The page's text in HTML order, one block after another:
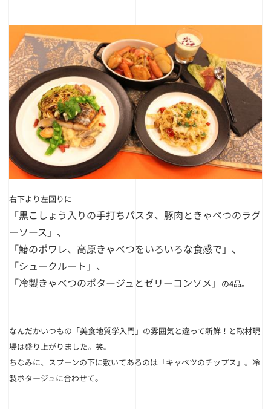
右下より左回りに
「黒こしょう入りの手打ちパスタ、豚肉ときゃべつのラグ
ーソース」 、
「鰆のポワレ、高原きゃべつをいろいろな食感で」 、
「シュークルート」 、
「冷製きゃべつのポタージュとゼリーコンソメ」 の4品。
なんだかいつもの「美食地質学入門」の雰囲気と違って新鮮！と取材現
場は盛り上がりました。笑。
ちなみに、スプーンの下に敷いてあるのは「キャベツのチップス」。冷
製ポタージュに合わせて。